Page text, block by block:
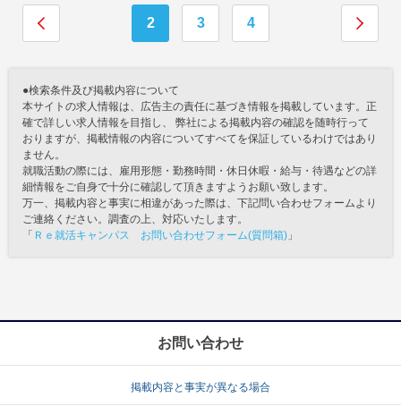
2 3 4
●検索条件及び掲載内容について
本サイトの求人情報は、広告主の責任に基づき情報を掲載しています。正
確で詳しい求人情報を目指し、 弊社による掲載内容の確認を随時行って
おりますが、掲載情報の内容についてすべてを保証しているわけではあり
ません。
就職活動の際には、雇用形態・勤務時間・休日休暇・給与・待遇などの詳
細情報をご自身で十分に確認して頂きますようお願い致します。
万一、掲載内容と事実に相違があった際は、下記問い合わせフォームより
ご連絡ください。調査の上、対応いたします。
「 Ｒｅ就活キャンパス お問い合わせフォーム(質問箱) 」
お問い合わせ
掲載内容と事実が異なる場合